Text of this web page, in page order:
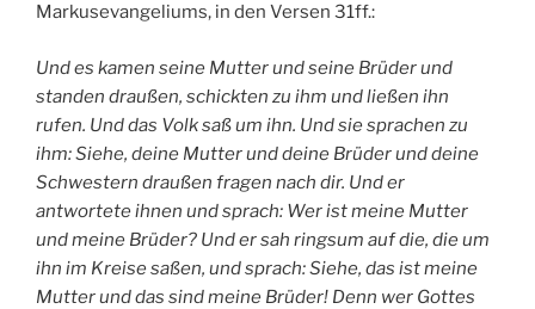
Markusevangeliums, in den Versen 31ff.:
Und es kamen seine Mutter und seine Brüder und
standen draußen, schickten zu ihm und ließen ihn
rufen. Und das Volk saß um ihn. Und sie sprachen zu
ihm: Siehe, deine Mutter und deine Brüder und deine
Schwestern draußen fragen nach dir. Und er
antwortete ihnen und sprach: Wer ist meine Mutter
und meine Brüder? Und er sah ringsum auf die, die um
ihn im Kreise saßen, und sprach: Siehe, das ist meine
Mutter und das sind meine Brüder! Denn wer Gottes